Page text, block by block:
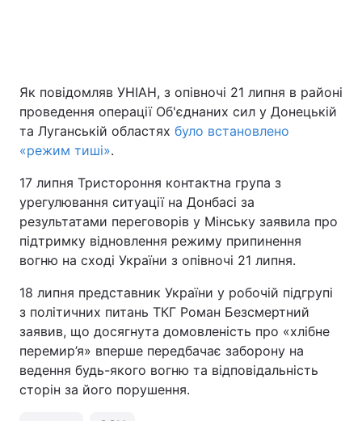
Як повідомляв УНІАН, з опівночі 21 липня в районі
проведення операції Об'єднаних сил у Донецькій
та Луганській областях було встановлено
«режим тиші».
17 липня Тристороння контактна група з
урегулювання ситуації на Донбасі за
результатами переговорів у Мінську заявила про
підтримку відновлення режиму припинення
вогню на сході України з опівночі 21 липня.
18 липня представник України у робочій підгрупі
з політичних питань ТКГ Роман Безсмертний
заявив, що досягнута домовленість про «хлібне
перемир’я» вперше передбачає заборону на
ведення будь-якого вогню та відповідальність
сторін за його порушення.